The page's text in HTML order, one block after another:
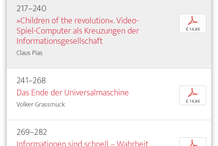
217–240
»Children of the revolution«. Video-
Spiel-Computer als Kreuzungen der
Informationsgesellschaft
Claus Pias
p
€ 14,95
241–268
Das Ende der Universalmaschine
Volker Grassmuck
p
€ 14,95
269–282